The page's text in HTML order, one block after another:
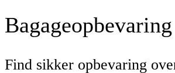
bagageopbevaringstjeneste.
Find sikker opbevaring